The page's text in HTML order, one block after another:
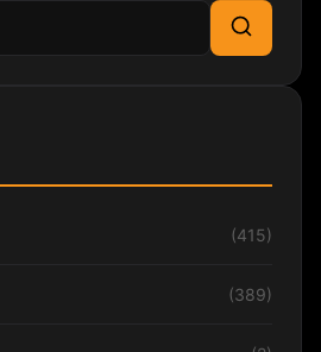
Cerca
(415)
(389)